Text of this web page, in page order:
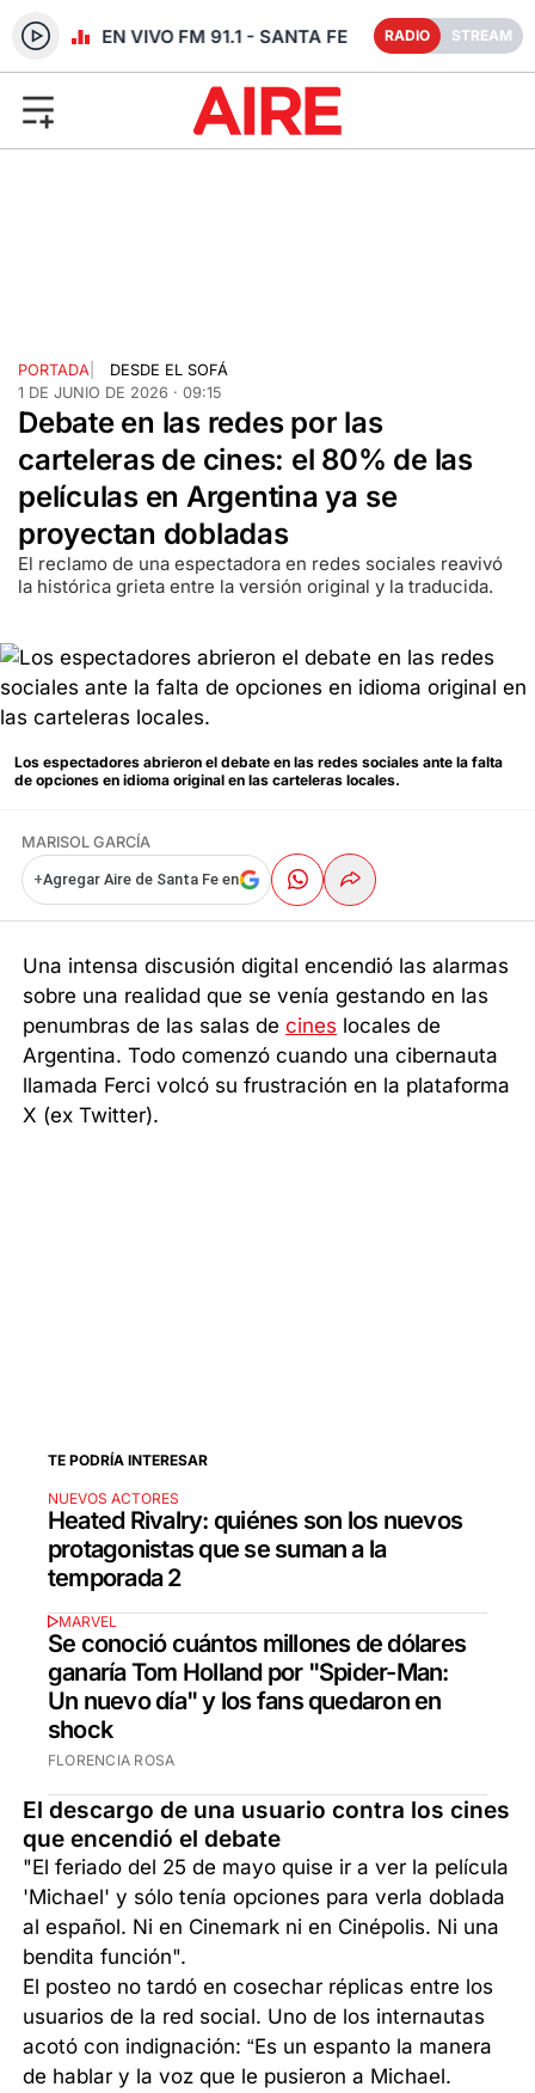
RADIO EN VIVO FM 91.1 - SANTA FE RADIO STREAM
PORTADA
DESDE EL SOFÁ
1 DE JUNIO DE 2026 · 09:15
Debate en las redes por las
carteleras de cines: el 80% de las
películas en Argentina ya se
proyectan dobladas
El reclamo de una espectadora en redes sociales reavivó
la histórica grieta entre la versión original y la traducida.
Los espectadores abrieron el debate en las redes sociales ante la falta
de opciones en idioma original en las carteleras locales.
MARISOL GARCÍA
+Agregar Aire de Santa Fe en
Una intensa discusión digital encendió las alarmas
sobre una realidad que se venía gestando en las
penumbras de las salas decines locales de
Argentina. Todo comenzó cuando una cibernauta
llamada Ferci volcó su frustración en la plataforma
X (ex Twitter).
TE PODRÍA INTERESAR
NUEVOS ACTORES
Heated Rivalry: quiénes son los nuevos
protagonistas que se suman a la
temporada 2
MARVEL
Se conoció cuántos millones de dólares
ganaría Tom Holland por "Spider-Man:
Un nuevo día" y los fans quedaron en
shock
FLORENCIA ROSA
El descargo de una usuario contra los cines
que encendió el debate
"El feriado del 25 de mayo quise ir a ver la película
'Michael' y sólo tenía opciones para verla doblada
al español. Ni en Cinemark ni en Cinépolis. Ni una
bendita función".
El posteo no tardó en cosechar réplicas entre los
usuarios de la red social. Uno de los internautas
acotó con indignación: “Es un espanto la manera
de hablar y la voz que le pusieron a Michael.